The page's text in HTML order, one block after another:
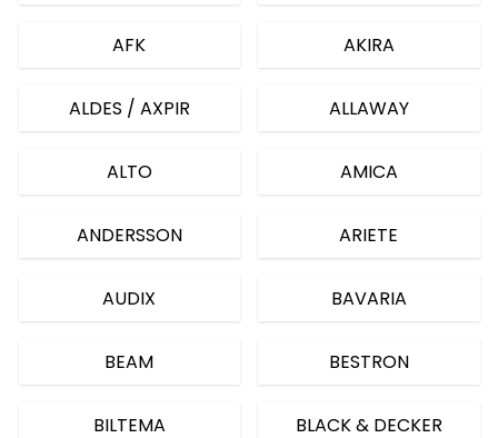
AFK AKIRA
ALDES / AXPIR ALLAWAY
ALTO AMICA
ANDERSSON ARIETE
AUDIX BAVARIA
BEAM BESTRON
BILTEMA BLACK & DECKER